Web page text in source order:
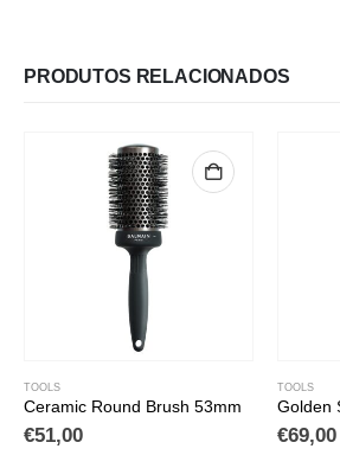
PRODUTOS RELACIONADOS
TOOLS
Ceramic Round Brush 53mm
€51,00
TOOLS
Golden
€69,00